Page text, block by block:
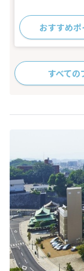
おすすめポ
すべての